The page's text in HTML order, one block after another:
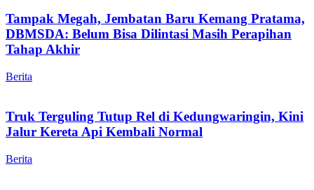
Tampak Megah, Jembatan Baru Kemang Pratama,
DBMSDA: Belum Bisa Dilintasi Masih Perapihan
Tahap Akhir
Berita
Truk Terguling Tutup Rel di Kedungwaringin, Kini
Jalur Kereta Api Kembali Normal
Berita